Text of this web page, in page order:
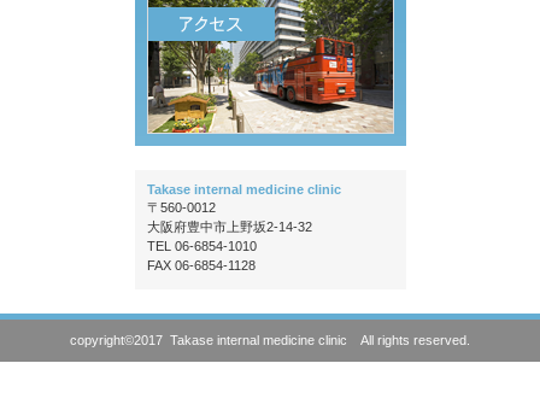
Takase internal medicine clinic
〒560-0012
大阪府豊中市上野坂2-14-32
TEL 06-6854-1010
FAX 06-6854-1128
copyright©2017 Takase internal medicine clinic All rights reserved.